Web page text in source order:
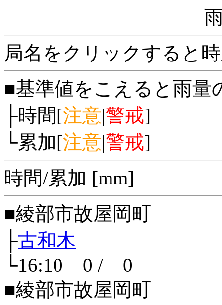
局名をクリックすると
■基準値をこえると雨量
├時間[注意|警戒]
└累加[注意|警戒]
時間/累加 [mm]
■綾部市故屋岡町
├古和木
└16:10 0 / 0
■綾部市故屋岡町